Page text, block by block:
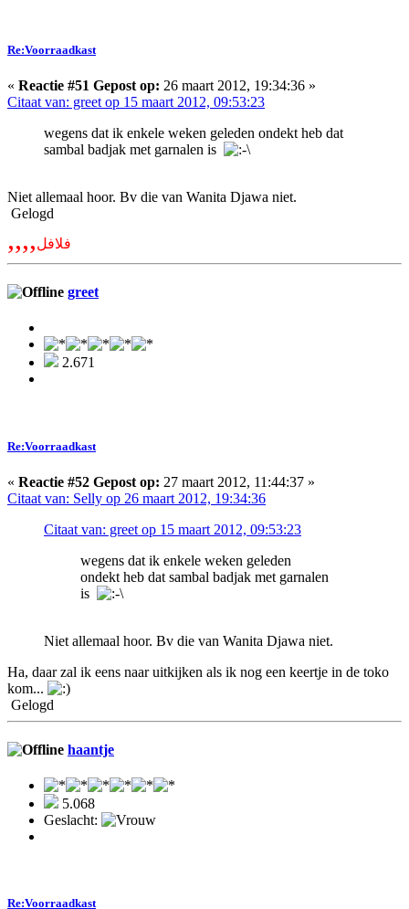
Re:Voorraadkast
« Reactie #51 Gepost op: 26 maart 2012, 19:34:36 »
Citaat van: greet op 15 maart 2012, 09:53:23
wegens dat ik enkele weken geleden ondekt heb dat
sambal badjak met garnalen is
Niet allemaal hoor. Bv die van Wanita Djawa niet.
Gelogd
,,,,فلافل
greet
2.671
Re:Voorraadkast
« Reactie #52 Gepost op: 27 maart 2012, 11:44:37 »
Citaat van: Selly op 26 maart 2012, 19:34:36
Citaat van: greet op 15 maart 2012, 09:53:23
wegens dat ik enkele weken geleden
ondekt heb dat sambal badjak met garnalen
is
Niet allemaal hoor. Bv die van Wanita Djawa niet.
Ha, daar zal ik eens naar uitkijken als ik nog een keertje in de toko
kom...
Gelogd
haantje
5.068
Geslacht:
Re:Voorraadkast